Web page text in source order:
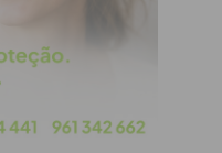
do
a informação